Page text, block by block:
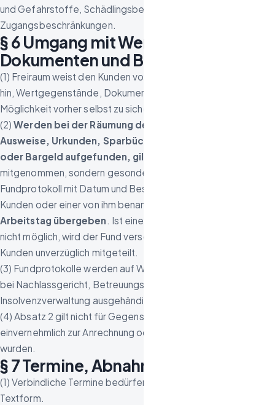
und Gefahrstoffe, Schädlingsbefall, Baumängel oder
Zugangsbeschränkungen.
§ 6 Umgang mit Wertgegenständen,
Dokumenten und Bargeld
(1) Freiraum weist den Kunden vor Beginn der Arbeiten darauf
hin, Wertgegenstände, Dokumente und Bargeld nach
Möglichkeit vorher selbst zu sichern.
(2)Werden bei der Räumung dennoch Wertgegenstände,
Ausweise, Urkunden, Sparbücher, Schmuck, Sammlungen
oder Bargeld aufgefunden, gilt:
mitgenommen, sondern gesondert gesichert, in einem
Fundprotokoll mit Datum und Beschreibung erfasst und dem
Kunden oder einer von ihm benannten Person
Arbeitstag übergeben . Ist eine Übergabe am selben Tag
nicht möglich, wird der Fund verschlossen verwahrt und dem
Kunden unverzüglich mitgeteilt.
(3) Fundprotokolle werden auf Wunsch in Kopie zur Vorlage
bei Nachlassgericht, Betreuungsgericht oder
Insolvenzverwaltung ausgehändigt.
(4) Absatz 2 gilt nicht für Gegenstände, die nach § 4
einvernehmlich zur Anrechnung oder zum Ankauf bestimmt
wurden.
§ 7 Termine, Abnahme und Mängel
(1) Verbindliche Termine bedürfen der Bestätigung in
Textform.